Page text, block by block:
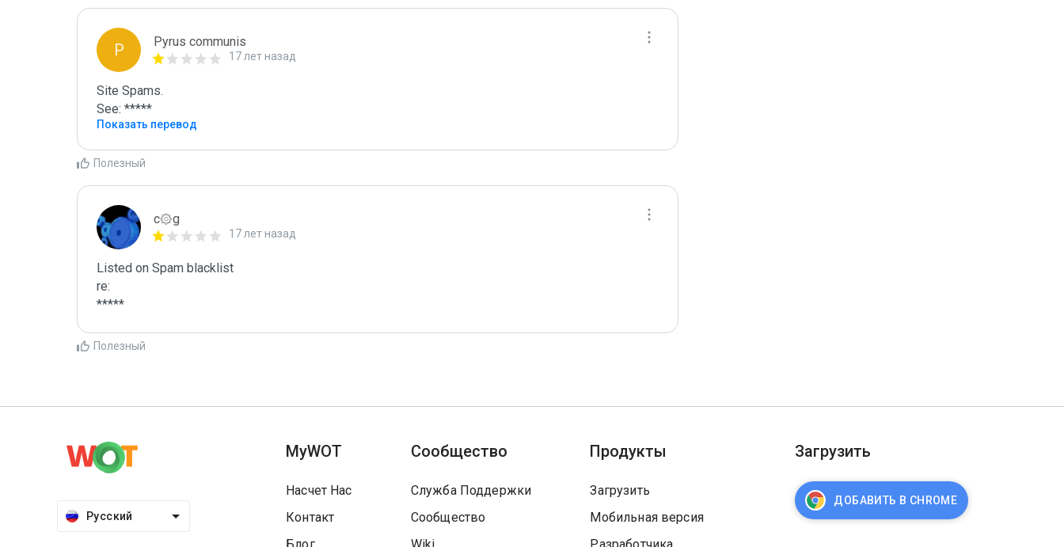
P Pyrus communis
17 лет назад
Site Spams.
See: *****
Показать перевод
Полезный
c۞g
17 лет назад
Listed on Spam blacklist
re:
*****
Полезный
Русский
MyWOT
Насчет Нас
Контакт
Сообщество
Служба Поддержки
Сообщество
Продукты
Загрузить
Мобильная версия
Загрузить
ДОБАВИТЬ В CHROME